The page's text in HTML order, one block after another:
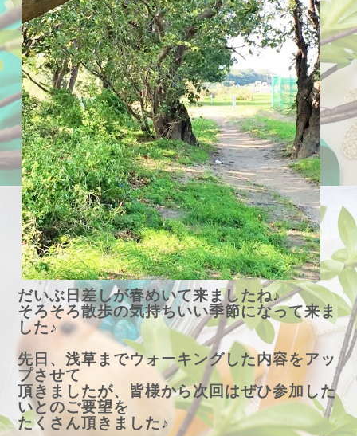
だいぶ日差しが春めいて来ましたね♪
そろそろ散歩の気持ちいい季節になって来ま
した♪
先日、浅草までウォーキングした内容をアッ
プさせて
頂きましたが、皆様から次回はぜひ参加した
いとのご要望を
たくさん頂きました♪